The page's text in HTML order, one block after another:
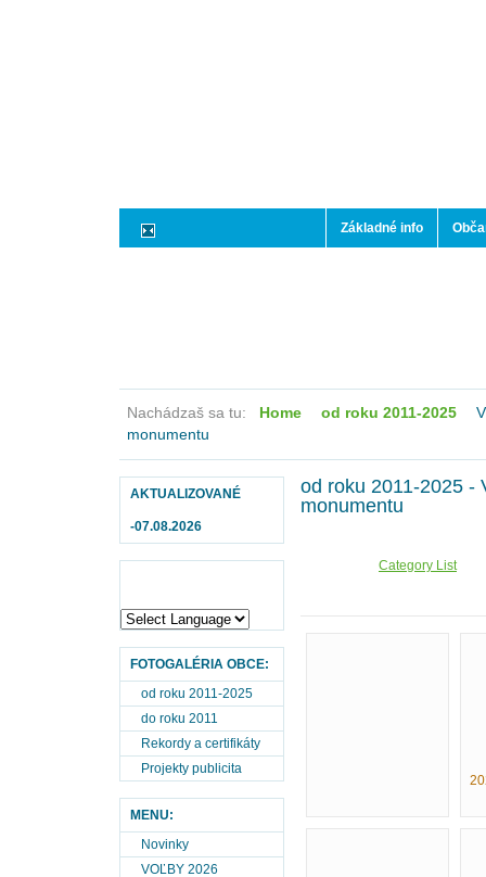
Základné info
Nachádzaš sa tu: Home od roku 2011-2025
monumentu
AKTUALIZOVANÉ
-07.08.2026
FOTOGALÉRIA OBCE:
od roku 2011-2025
do roku 2011
Rekordy a certifikáty
Projekty publicita
MENU:
Novinky
VOĽBY 2026
od roku 2011-2025 -
monumentu
Category List